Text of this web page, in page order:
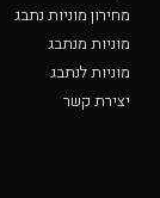
מחירון מוניות נתבג
מוניות מנתבג
מוניות לנתבג
יצירת קשר